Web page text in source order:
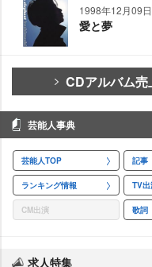
1998年12月09
愛と夢
CDアルバム
芸能人事典
芸能人TOP 記事
ランキング情報 TV出
CM出演 歌詞
求人特集